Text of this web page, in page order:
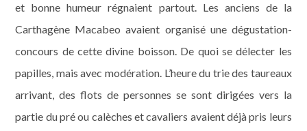
et bonne humeur régnaient partout. Les anciens de la
Carthagène Macabeo avaient organisé une dégustation-
concours de cette divine boisson. De quoi se délecter les
papilles, mais avec modération. L’heure du trie des taureaux
arrivant, des flots de personnes se sont dirigées vers la
partie du pré ou calèches et cavaliers avaient déjà pris leurs